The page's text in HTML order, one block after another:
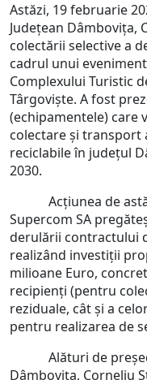
Astăzi, 19 februarie
Județean Dâmbovița,
colectării selective a
cadrul unui
Complexului Turistic
Târgoviște. A fost
(echipamentele) care
colectare și transport
reciclabile în județul
2030.
Acțiunea de astăzi
Supercom SA
derulării contractului
realizând investiții
milioane Euro,
recipienți (pentru
reziduale, cât și a
pentru realizarea de
Alături de
Dâmbovița, Corneliu